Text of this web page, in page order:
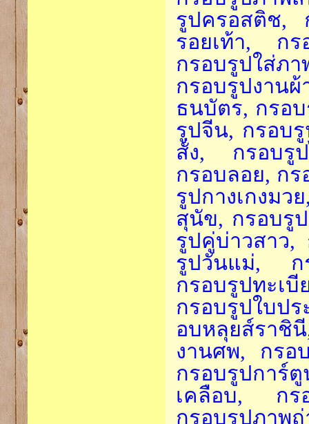
รูปครอสติช,
รอยเท้า, กร
กรอบรูปใส่ภ
กรอบรูปงา
ธนบัตร, กรอ
รูปจีน, กรอบ
สั่ง, กรอบรูป
กรอบลอย, ก
รูปกางเกงมว
สุนัข, กรอบรู
รูปคู่บ่าวสาว,
รูปวันแม่, ก
กรอบรูปทะเ
กรอบรูปใบป
อบหลุยส์ราชิ
งานศพ, กรอ
กรอบรูปการ์
เคลือบ, กร
กรอบรูปภา